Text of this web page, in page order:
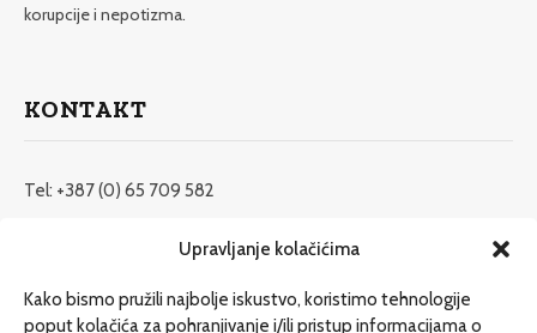
Upravljanje kolačićima
Kako bismo pružili najbolje iskustvo, koristimo tehnologije
poput kolačića za pohranjivanje i/ili pristup informacijama o
korupcije i nepotizma.
KONTAKT
Tel: +387 (0) 65 709 582
redakcija@etrafika.net